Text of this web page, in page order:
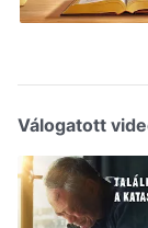
Válogatott